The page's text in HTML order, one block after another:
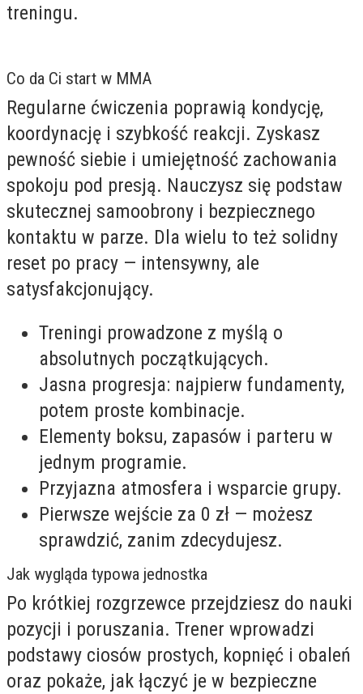
treningu.
Co da Ci start w MMA
Regularne ćwiczenia poprawią kondycję,
koordynację i szybkość reakcji. Zyskasz
pewność siebie i umiejętność zachowania
spokoju pod presją. Nauczysz się podstaw
skutecznej samoobrony i bezpiecznego
kontaktu w parze. Dla wielu to też solidny
reset po pracy — intensywny, ale
satysfakcjonujący.
Treningi prowadzone z myślą o
absolutnych początkujących.
Jasna progresja: najpierw fundamenty,
potem proste kombinacje.
Elementy boksu, zapasów i parteru w
jednym programie.
Przyjazna atmosfera i wsparcie grupy.
Pierwsze wejście za 0 zł — możesz
sprawdzić, zanim zdecydujesz.
Jak wygląda typowa jednostka
Po krótkiej rozgrzewce przejdziesz do nauki
pozycji i poruszania. Trener wprowadzi
podstawy ciosów prostych, kopnięć i obaleń
oraz pokaże, jak łączyć je w bezpieczne